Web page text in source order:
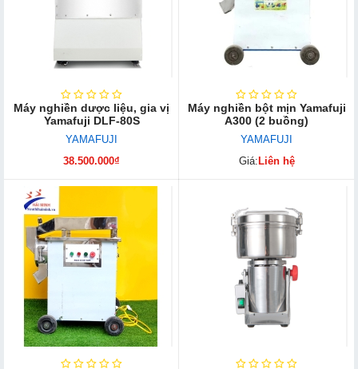
Máy nghiền dược liệu, gia vị
Yamafuji DLF-80S
YAMAFUJI
38.500.000₫
Máy nghiền bột mịn Yamafuji
A300 (2 buồng)
YAMAFUJI
Giá:Liên hệ